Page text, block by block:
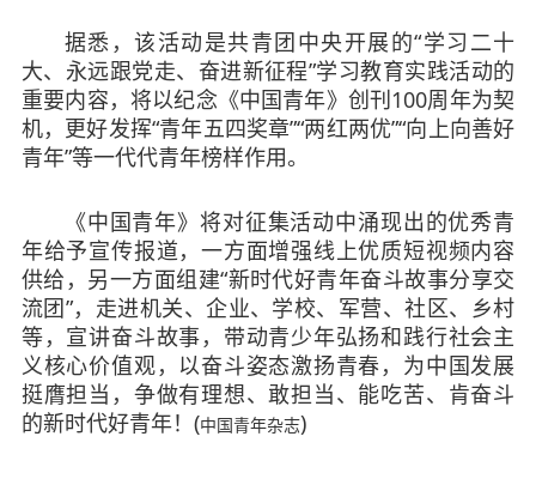
据悉，该活动是共青团中央开展的“学习二十
大、永远跟党走、奋进新征程”学习教育实践活动的
重要内容，将以纪念《中国青年》创刊100周年为契
机，更好发挥“青年五四奖章”“两红两优”“向上向善好
青年”等一代代青年榜样作用。
《中国青年》将对征集活动中涌现出的优秀青
年给予宣传报道，一方面增强线上优质短视频内容
供给，另一方面组建“新时代好青年奋斗故事分享交
流团”，走进机关、企业、学校、军营、社区、乡村
等，宣讲奋斗故事，带动青少年弘扬和践行社会主
义核心价值观，以奋斗姿态激扬青春，为中国发展
挺膺担当，争做有理想、敢担当、能吃苦、肯奋斗
的新时代好青年！(中国青年杂志)